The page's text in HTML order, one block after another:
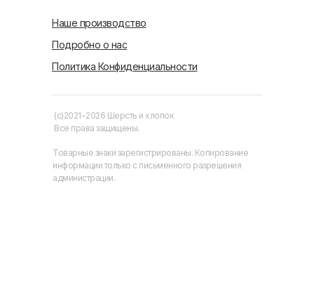
Наше производство
Подробно о нас
Политика Конфиденциальности
(c)2021−2026 Шерсть и хлопок
Все права защищены.
Товарные знаки зарегистрированы. Копирование
информации только с письменного разрешения
администрации.